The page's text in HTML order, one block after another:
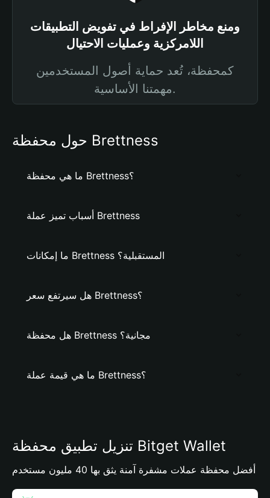
ومنع مخاطر الإفراط في تفويض التطبيقات
اللامركزية وعمليات الاحتيال
كمحفظة، تُعد حماية أصول المستخدمين
مهمتنا الأساسية.
حول محفظة Brettness
ما هي محفظة Brettness؟
أسباب تميز عملة Brettness
ما إمكانات Brettness المستقبلية؟
هل سيرتفع سعر Brettness؟
هل محفظة Brettness مجانية؟
ما هي قيمة عملة Brettness؟
تنزيل تطبيق محفظة Bitget Wallet
أفضل محفظة عملات مشفرة آمنة يثق بها 40 مليون مستخدم